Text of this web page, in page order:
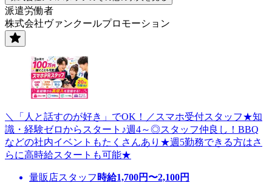
派遣労働者
株式会社ヴァンクールプロモーション
＼「人と話すのが好き」でOK！／スマホ受付スタッフ★知
識・経験ゼロからスタート♪週4～◎スタッフ仲良し！BBQ
などの社内イベントもたくさんあり★週5勤務できる方はさ
らに高時給スタートも可能★
量販店スタッフ 時給1,700円〜2,100円